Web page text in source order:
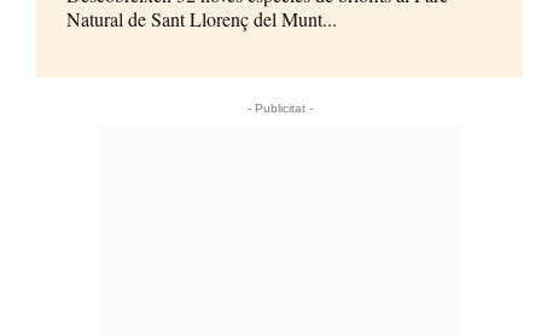
Natural de Sant Llorenç del Munt...
- Publicitat -